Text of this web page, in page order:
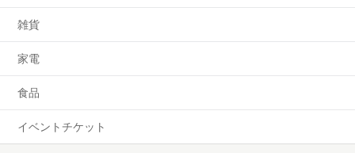
雑貨
家電
食品
イベントチケット